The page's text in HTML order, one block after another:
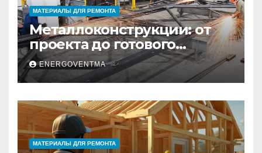
МАТЕРИАЛЫ ДЛЯ РЕМОНТА
Металлоконструкции: от
проекта до готового
изделия – полный
практический гид
ENERGOVENTMA
МАТЕРИАЛЫ ДЛЯ РЕМОНТА